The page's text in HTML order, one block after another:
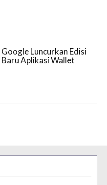
Google Luncurkan Edisi
Baru Aplikasi Wallet